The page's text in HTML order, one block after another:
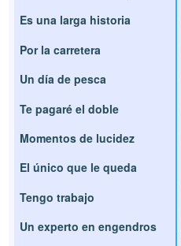
Es una larga historia
Por la carretera
Un día de pesca
Te pagaré el doble
Momentos de lucidez
El único que le queda
Tengo trabajo
Un experto en engendros